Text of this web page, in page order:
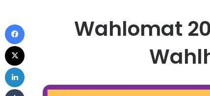
Wahlomat
Tumblr